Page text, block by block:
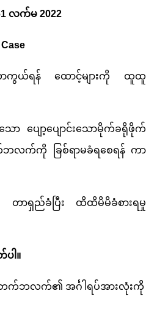
လက်မ 2022
ရန် ထောင့်များကို ထူထူ
ော ပျော့ပျောင်းသောမိုက်ခရိုဖိုက်
က်ကို ခြစ်ရာမခံရစေရန် ကာ
ာရှည်ခံပြီး ထိထိမိမိခံစားရမှု
ါ။
က်ဘလက်၏ အင်္ဂါရပ်အားလုံးကို